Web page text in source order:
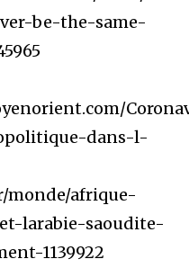
be-the-same-
dans-l-
monde/afrique-
larabie-saoudite-
1139922